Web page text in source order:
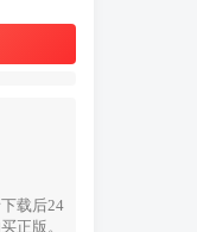
载后24
正版。